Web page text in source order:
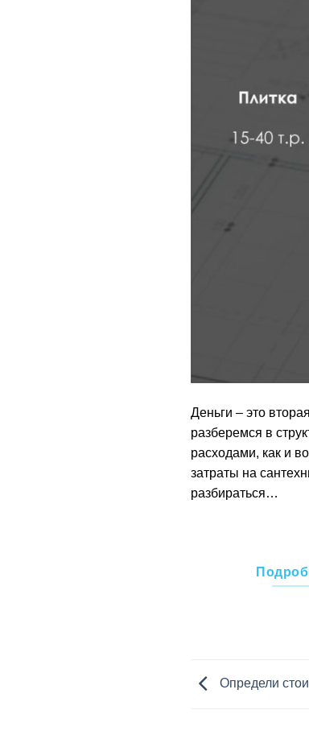
Деньги – это
разберемся в
расходами, как и
затраты на
разбираться…
Определи